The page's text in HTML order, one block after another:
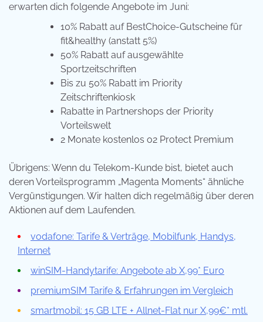
erwarten dich folgende Angebote im Juni:
10% Rabatt auf BestChoice-Gutscheine für
fit&healthy (anstatt 5%)
50% Rabatt auf ausgewählte
Sportzeitschriften
Bis zu 50% Rabatt im Priority
Zeitschriftenkiosk
Rabatte in Partnershops der Priority
Vorteilswelt
2 Monate kostenlos o2 Protect Premium
Übrigens: Wenn du Telekom-Kunde bist, bietet auch
deren Vorteilsprogramm „Magenta Moments“ ähnliche
Vergünstigungen. Wir halten dich regelmäßig über deren
Aktionen auf dem Laufenden.
vodafone: Tarife & Verträge, Mobilfunk, Handys,
Internet
winSIM-Handytarife: Angebote ab X,99* Euro
premiumSIM Tarife & Erfahrungen im Vergleich
smartmobil: 15 GB LTE + Allnet-Flat nur X,99€* mtl.